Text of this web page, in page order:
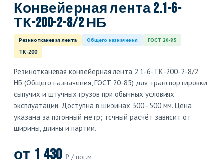
Конвейерная лента 2.1-6-
ТК-200-2-8/2 НБ
Резинотканевая лента Общего назначения
ГОСТ 20-85
ТК-200
Резинотканевая конвейерная лента 2.1-6-ТК-200-2-8/2
НБ (Общего назначения, ГОСТ 20-85) для транспортировки
сыпучих и штучных грузов при обычных условиях
эксплуатации. Доступна в ширинах 300–500 мм. Цена
указана за погонный метр; точный расчёт зависит от
ширины, длины и партии.
от 1 430 ₽ / пог.м